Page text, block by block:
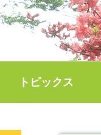
トピックス